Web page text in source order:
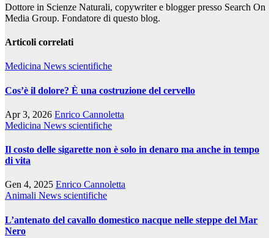
Dottore in Scienze Naturali, copywriter e blogger presso Search On
Media Group. Fondatore di questo blog.
Articoli correlati
Medicina News scientifiche
Cos’è il dolore? È una costruzione del cervello
Apr 3, 2026 Enrico Cannoletta
Medicina News scientifiche
Il costo delle sigarette non è solo in denaro ma anche in tempo
di vita
Gen 4, 2025 Enrico Cannoletta
Animali News scientifiche
L’antenato del cavallo domestico nacque nelle steppe del Mar
Nero